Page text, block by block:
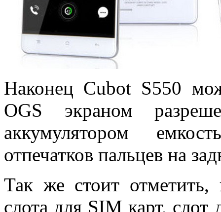
Наконец Cubot S550
OGS экраном
аккумулятором
отпечатков пальцев на
Так же стоит
слота для SIM карт,